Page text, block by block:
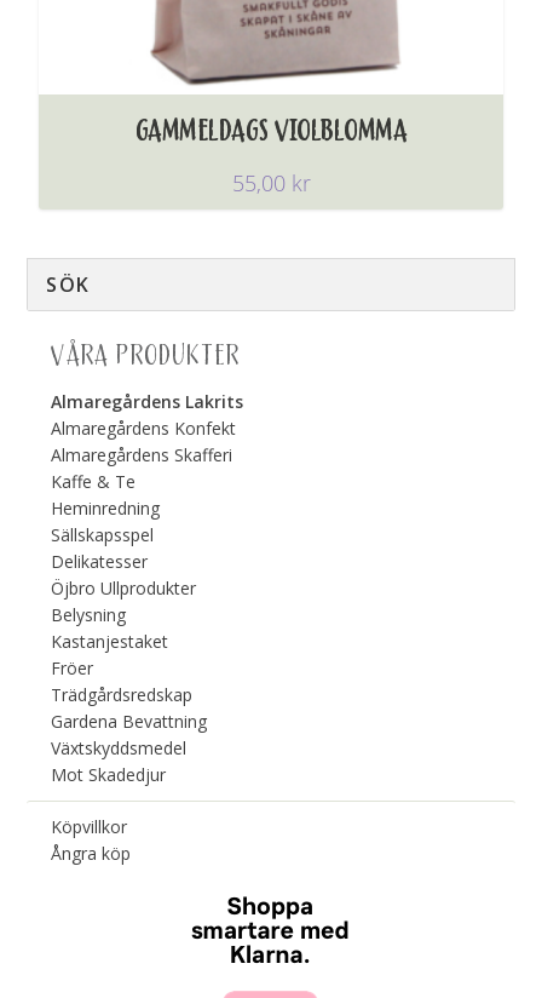
GAMMELDAGS VIOLBLOMMA
55,00 kr
VÅRA PRODUKTER
Almaregårdens Lakrits
Almaregårdens Konfekt
Almaregårdens Skafferi
Kaffe & Te
Heminredning
Sällskapsspel
Delikatesser
Öjbro Ullprodukter
Belysning
Kastanjestaket
Fröer
Trädgårdsredskap
Gardena Bevattning
Växtskyddsmedel
Mot Skadedjur
Köpvillkor
Ångra köp